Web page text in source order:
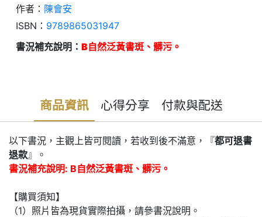
作者： 陳會安
ISBN： 9789865031947
書況補充說明： B自然泛黃書斑、髒污。
商品資訊 心得分享 付款與配送
以下書況，主觀上皆可閱讀，若收到後不滿意，『都可退書
退款』。
書況補充說明: B自然泛黃書斑、髒污。
【購買須知】
（1）照片皆為現貨實際拍攝，請參書況說明。